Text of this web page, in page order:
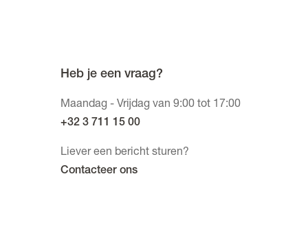
Heb je een vraag?
Maandag - Vrijdag van 9:00 tot 17:00
+32 3 711 15 00
Liever een bericht sturen?
Contacteer ons